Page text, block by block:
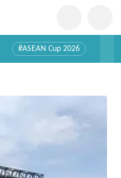
#ASEAN Cup 2026